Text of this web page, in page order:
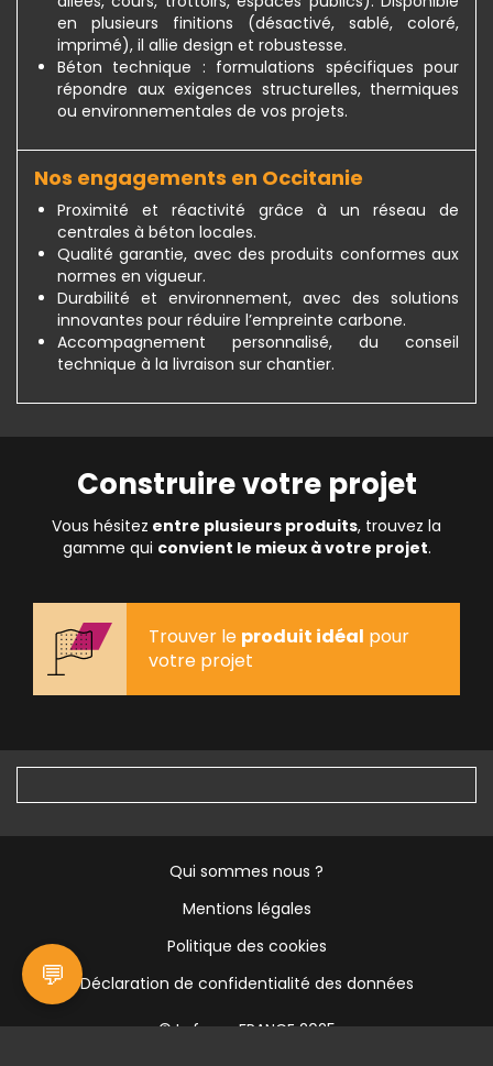
en plusieurs finitions (désactivé, sablé, coloré,
imprimé), il allie design et robustesse.
Béton technique : formulations spécifiques pour
répondre aux exigences structurelles, thermiques
ou environnementales de vos projets.
Nos engagements en Occitanie
Proximité et réactivité grâce à un réseau de
centrales à béton locales.
Qualité garantie, avec des produits conformes aux
normes en vigueur.
Durabilité et environnement, avec des solutions
innovantes pour réduire l’empreinte carbone.
Accompagnement personnalisé, du conseil
technique à la livraison sur chantier.
Construire votre projet
Vous hésitez entre plusieurs produits, trouvez la
gamme qui convient le mieux à votre projet.
Trouver le produit idéal pour
votre projet
💬
Qui sommes nous ?
Mentions légales
Politique des cookies
Déclaration de confidentialité des données
© Lafarge FRANCE 2025